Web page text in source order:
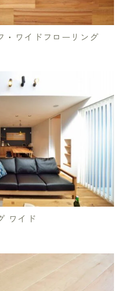
・ワイドフローリング
ワイド